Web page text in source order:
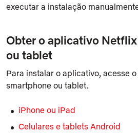
executar a instalação
Obter oaplicativo
ou tablet
Para instalar o aplicativo, acesse
smartphone ou tablet.
iPhone ou iPad
Celulares e tablets Android